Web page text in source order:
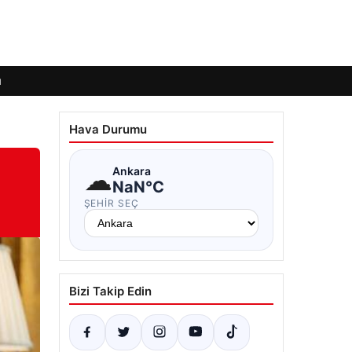
Hava Durumu
☁Ankara
NaN°C
ŞEHIR SEÇ
Bizi Takip Edin